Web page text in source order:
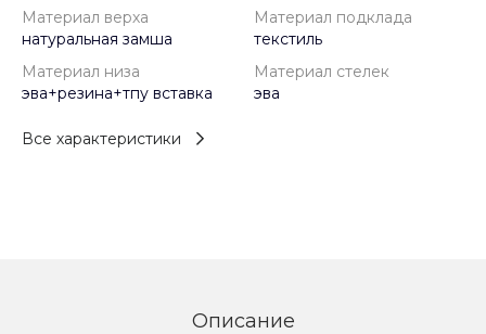
Материал верха
натуральная замша
Материал подклада
текстиль
Материал низа
эва+резина+тпу вставка
Материал стелек
эва
Все характеристики
Описание